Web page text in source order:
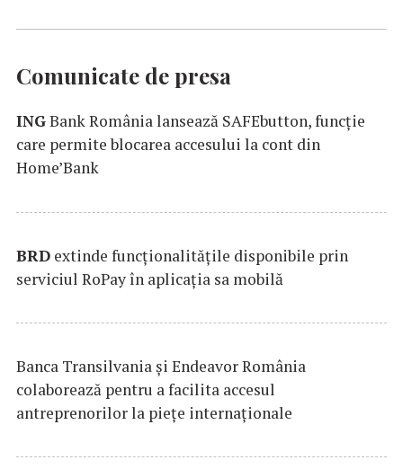
Comunicate de presa
INGBank România lansează SAFEbutton, funcţie
care permite blocarea accesului la cont din
Home’Bank
BRD extinde funcţionalităţile disponibile prin
serviciul RoPay în aplicaţia sa mobilă
Banca Transilvania şi Endeavor România
colaborează pentru a facilita accesul
antreprenorilor la pieţe internaţionale